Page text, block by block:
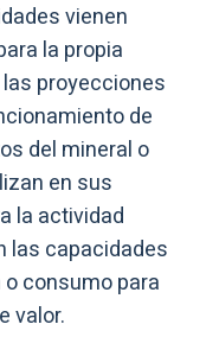
vienen
la propia
proyecciones
de
del mineral o
en sus
la actividad
las capacidades
consumo para
valor.